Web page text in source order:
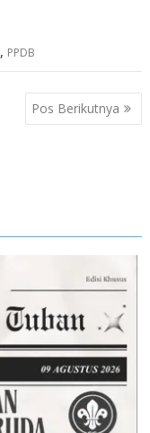
, PPDB
Pos Berikutnya